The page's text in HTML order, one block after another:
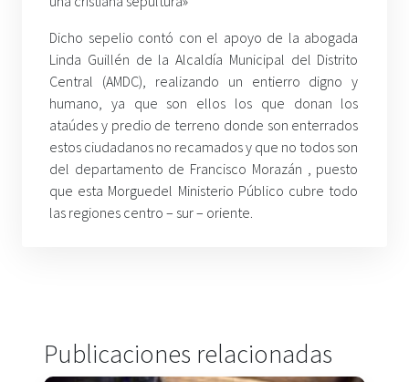
Dicho sepelio contó con el apoyo de la abogada
Linda Guillén de la Alcaldía Municipal del Distrito
Central (AMDC), realizando un entierro digno y
humano, ya que son ellos los que donan los
ataúdes y predio de terreno donde son enterrados
estos ciudadanos no recamados y que no todos son
del departamento de Francisco Morazán , puesto
que esta Morguedel Ministerio Público cubre todo
las regiones centro – sur – oriente.
Publicaciones relacionadas